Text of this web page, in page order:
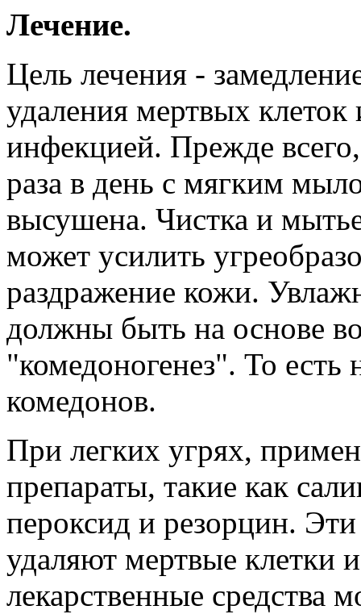
Лечение.
Цель лечения -
удаления мертвых клеток
инфекцией. Прежде
раза в день с мягким
высушена. Чистка и
может усилить
раздражение кожи.
должны быть на основе
"комедоногенез". То есть
комедонов.
При легких угрях,
препараты, такие как
пероксид и резорцин.
удаляют мертвые клетки
лекарственные средства